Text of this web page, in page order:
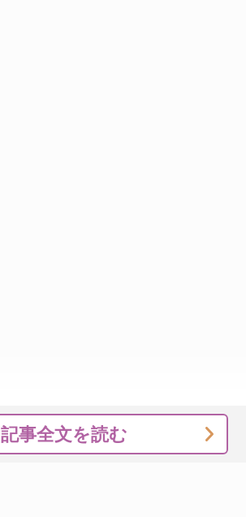
記事全文を読む